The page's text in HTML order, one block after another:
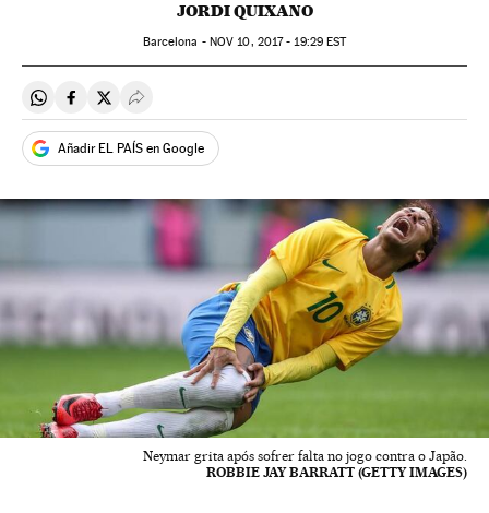
JORDI QUIXANO
Barcelona - NOV 10, 2017 - 19:29EST
Compartir en Whatsapp
Compartir en Facebook
Compartir en Twitter
Desplegar Redes Sociales
Añadir EL PAÍS en Google
Neymar grita após sofrer falta no jogo contra o Japão.
ROBBIE JAY BARRATT (GETTY IMAGES)